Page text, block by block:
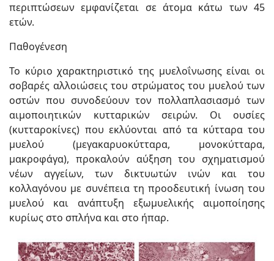
περιπτώσεων εμφανίζεται σε άτομα κάτω των 45
ετών.
Παθογένεση
Το κύριο χαρακτηριστικό της μυελοΐνωσης είναι οι
σοβαρές αλλοιώσεις του στρώματος του μυελού των
οστών που συνοδεύουν τον πολλαπλασιασμό των
αιμοποιητικών κυτταρικών σειρών. Οι ουσίες
(κυτταροκίνες) που εκλύονται από τα κύτταρα του
μυελού (μεγακαρυοκύτταρα, μονοκύτταρα,
μακροφάγα), προκαλούν αύξηση του σχηματισμού
νέων αγγείων, των δικτυωτών ινών και του
κολλαγόνου με συνέπεια τη προοδευτική ίνωση του
μυελού και ανάπτυξη εξωμυελικής αιμοποίησης
κυρίως στο σπλήνα και στο ήπαρ.